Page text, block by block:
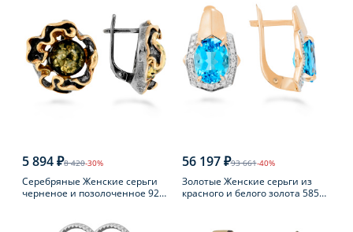
5 894 ₽8 420-30%
Серебряные Женские серьги
черненое и позолоченное 925
56 197 ₽93 661-40%
Золотые Женские серьги из
красного и белого золота 585